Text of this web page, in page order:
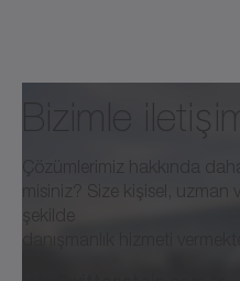
misiniz? Size kişisel, uzman